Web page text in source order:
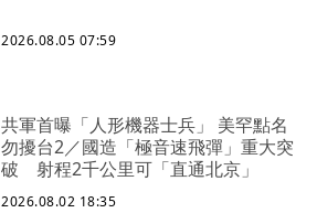
2026.08.05 07:59
共軍首曝「人形機器士兵」 美罕點名
勿擾台2／國造「極音速飛彈」重大突
破 射程2千公里可「直通北京」
2026.08.02 18:35